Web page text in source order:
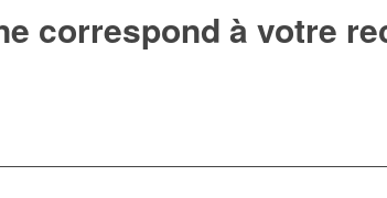
correspond à votre